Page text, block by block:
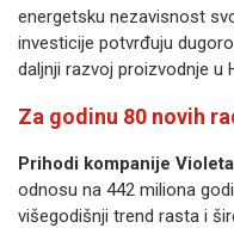
energetsku nezavisnost
investicije potvrđuju
daljnji razvoj proizvodnje u
Za godinu 80 novih
Prihodi kompanije
odnosu na 442 miliona
višegodišnji trend rasta i